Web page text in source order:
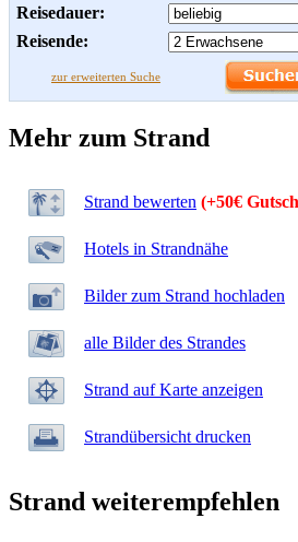
Reisedauer:
Reisende:
zur erweiterten Suche
Mehr zum Strand
Strand bewerten (+50€
Hotels in Strandnähe
Bilder zum Strand hochladen
alle Bilder des Strandes
Strand auf Karte anzeigen
Strandübersicht drucken
Strand weiterempfehlen